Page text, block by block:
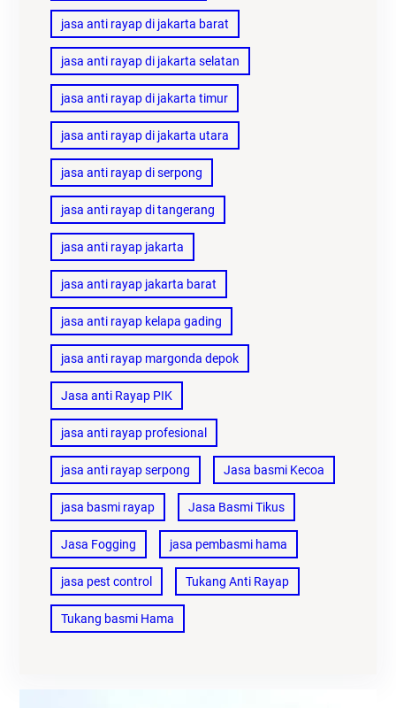
jasa anti rayap di jakarta barat
jasa anti rayap di jakarta selatan
jasa anti rayap di jakarta timur
jasa anti rayap di jakarta utara
jasa anti rayap di serpong
jasa anti rayap di tangerang
jasa anti rayap jakarta
jasa anti rayap jakarta barat
jasa anti rayap kelapa gading
jasa anti rayap margonda depok
Jasa anti Rayap PIK
jasa anti rayap profesional
jasa anti rayap serpong Jasa basmi Kecoa
jasa basmi rayap Jasa Basmi Tikus
Jasa Fogging jasa pembasmi hama
jasa pest control Tukang Anti Rayap
Tukang basmi Hama